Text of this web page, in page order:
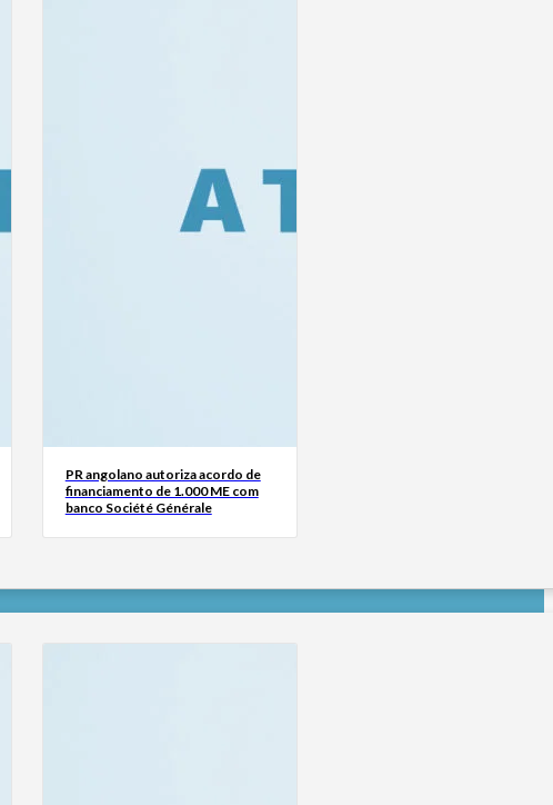
PR angolano autoriza acordo de
financiamento de 1.000 ME com
banco Société Générale